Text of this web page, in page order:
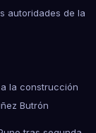
autoridades de la
la construcción
Butrón